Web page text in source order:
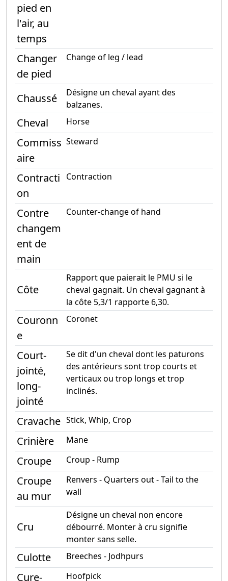
pied en
l'air, au
temps
Changer
de pied
Change of leg / lead
Chaussé
Désigne un cheval ayant des
balzanes.
Cheval Horse
Commiss
aire
Steward
Contracti
on
Contraction
Contre
changem
ent de
main
Counter-change of hand
Côte
Rapport que paierait le PMU si le
cheval gagnait. Un cheval gagnant à
la côte 5,3/1 rapporte 6,30.
Couronn
e
Coronet
Court-
jointé,
long-
jointé
Se dit d'un cheval dont les paturons
des antérieurs sont trop courts et
verticaux ou trop longs et trop
inclinés.
Cravache Stick, Whip, Crop
Crinière Mane
Croupe Croup - Rump
Croupe
au mur
Renvers - Quarters out - Tail to the
wall
Cru
Désigne un cheval non encore
débourré. Monter à cru signifie
monter sans selle.
Culotte Breeches - Jodhpurs
Cure- Hoofpick